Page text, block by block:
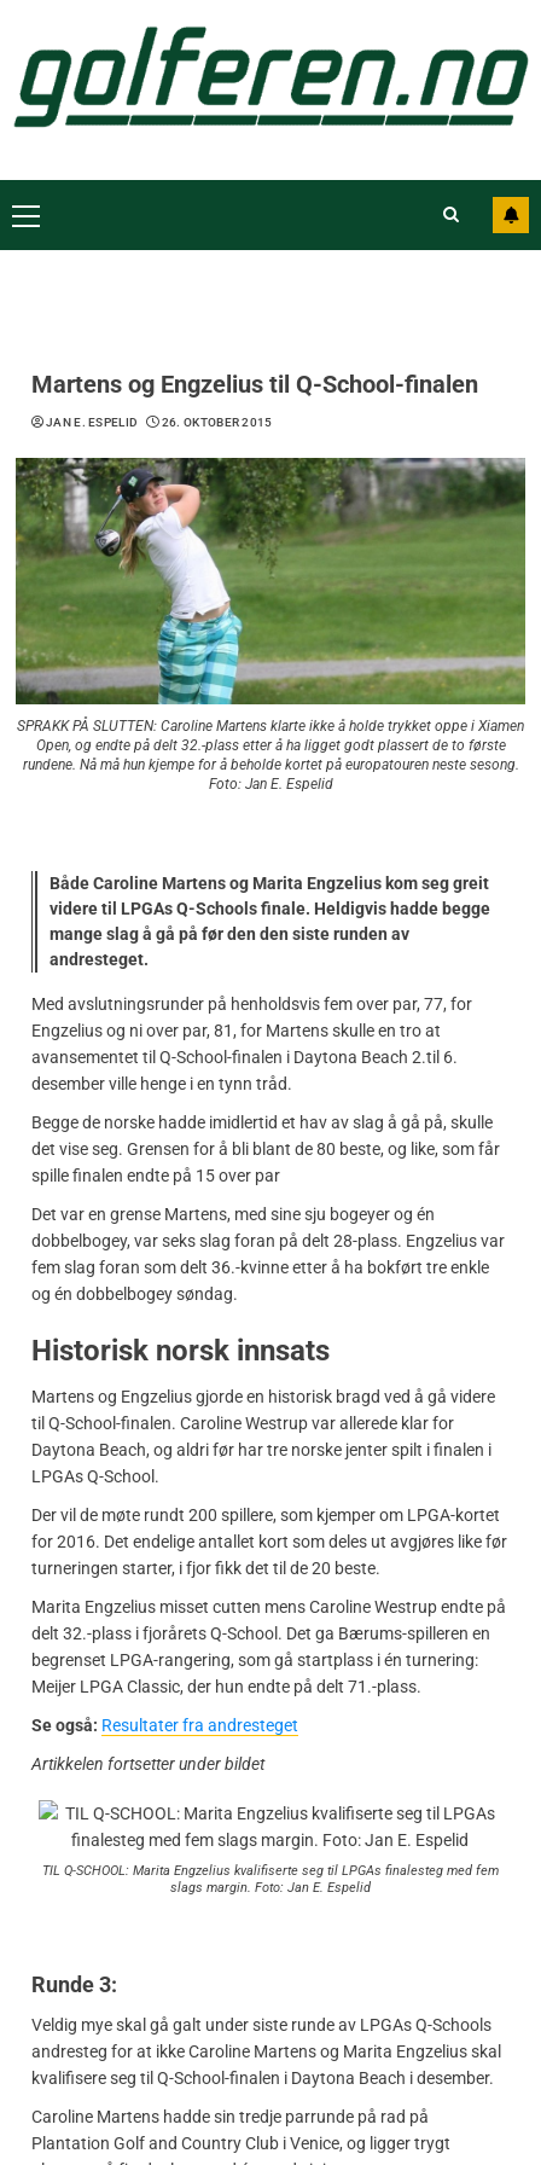
Martens og Engzelius til Q-School-finalen
JAN E. ESPELID 26. OKTOBER 2015
SPRAKK PÅ SLUTTEN: Caroline Martens klarte ikke å holde trykket oppe i Xiamen
Open, og endte på delt 32.-plass etter å ha ligget godt plassert de to første
rundene. Nå må hun kjempe for å beholde kortet på europatouren neste sesong.
Foto: Jan E. Espelid
Både Caroline Martens og Marita Engzelius kom seg greit
videre til LPGAs Q-Schools finale. Heldigvis hadde begge
mange slag å gå på før den den siste runden av
andresteget.
Med avslutningsrunder på henholdsvis fem over par, 77, for
Engzelius og ni over par, 81, for Martens skulle en tro at
avansementet til Q-School-finalen i Daytona Beach 2.til 6.
desember ville henge i en tynn tråd.
Begge de norske hadde imidlertid et hav av slag å gå på, skulle
det vise seg. Grensen for å bli blant de 80 beste, og like, som får
spille finalen endte på 15 over par
Det var en grense Martens, med sine sju bogeyer og én
dobbelbogey, var seks slag foran på delt 28-plass. Engzelius var
fem slag foran som delt 36.-kvinne etter å ha bokført tre enkle
og én dobbelbogey søndag.
Historisk norsk innsats
Martens og Engzelius gjorde en historisk bragd ved å gå videre
til Q-School-finalen. Caroline Westrup var allerede klar for
Daytona Beach, og aldri før har tre norske jenter spilt i finalen i
LPGAs Q-School.
Der vil de møte rundt 200 spillere, som kjemper om LPGA-kortet
for 2016. Det endelige antallet kort som deles ut avgjøres like før
turneringen starter, i fjor fikk det til de 20 beste.
Marita Engzelius misset cutten mens Caroline Westrup endte på
delt 32.-plass i fjorårets Q-School. Det ga Bærums-spilleren en
begrenset LPGA-rangering, som gå startplass i én turnering:
Meijer LPGA Classic, der hun endte på delt 71.-plass.
Se også: Resultater fra andresteget
Artikkelen fortsetter under bildet
TIL Q-SCHOOL: Marita Engzelius kvalifiserte seg til LPGAs finalesteg med fem
slags margin. Foto: Jan E. Espelid
Runde 3:
Veldig mye skal gå galt under siste runde av LPGAs Q-Schools
andresteg for at ikke Caroline Martens og Marita Engzelius skal
kvalifisere seg til Q-School-finalen i Daytona Beach i desember.
Caroline Martens hadde sin tredje parrunde på rad på
Plantation Golf and Country Club i Venice, og ligger trygt